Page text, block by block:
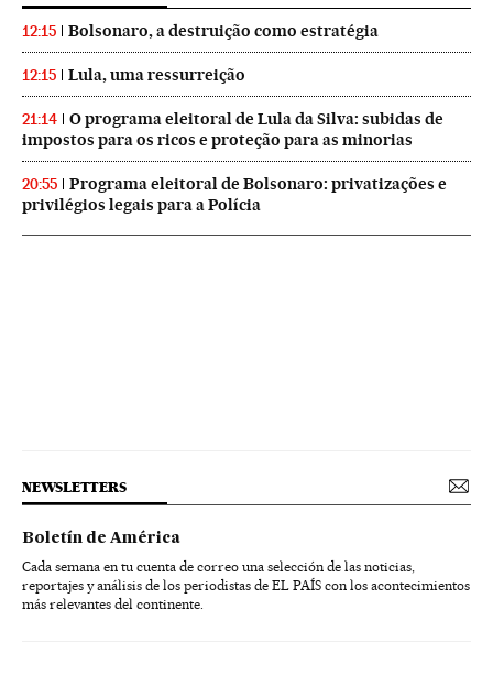
12:15 Bolsonaro, a destruição como estratégia
12:15 Lula, uma ressurreição
21:14
O programa eleitoral de Lula da Silva: subidas de
impostos para os ricos e proteção para as minorias
20:55
Programa eleitoral de Bolsonaro: privatizações e
privilégios legais para a Polícia
NEWSLETTERS
Boletín de América
Cada semana en tu cuenta de correo una selección de las noticias,
reportajes y análisis de los periodistas de EL PAÍS con los acontecimientos
más relevantes del continente.